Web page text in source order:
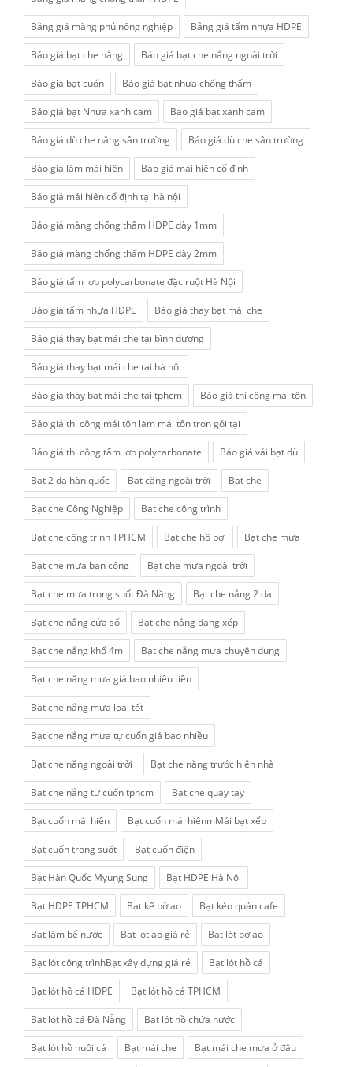
Bằng giá màng phủ nông nghiệp Bảng giá tấm nhựa HDPE
Báo giá bạt che nắng Báo giá bạt che nắng ngoài trời
Báo giá bạt cuốn Báo giá bạt nhựa chống thấm
Báo giá bạt Nhựa xanh cam Bao giá bạt xanh cam
Báo giá dù che nắng sân trường Báo giá dù che sân trường
Báo giá làm mái hiên Báo giá mái hiên cố định
Báo giá mái hiên cố định tại hà nội
Báo giá màng chống thấm HDPE dày 1mm
Báo giá màng chống thấm HDPE dày 2mm
Báo giá tấm lợp polycarbonate đặc ruột Hà Nội
Báo giá tấm nhựa HDPE Báo giá thay bạt mái che
Báo giá thay bạt mái che tại bình dương
Báo giá thay bạt mái che tại hà nội
Báo giá thay bạt mái che tại tphcm Báo giá thi công mái tôn
Báo giá thi công mái tôn làm mái tôn trọn gói tại
Báo giá thi công tấm lợp polycarbonate Báo giá vải bạt dù
Bạt 2 da hàn quốc Bạt căng ngoài trời Bạt che
Bạt che Công Nghiệp Bạt che công trình
Bạt che công trình TPHCM Bạt che hồ bơi Bạt che mưa
Bạt che mưa ban công Bạt che mưa ngoài trời
Bạt che mưa trong suốt Đà Nẵng Bạt che nắng 2 da
Bạt che nắng cửa sổ Bạt che nắng dạng xếp
Bạt che nắng khổ 4m Bạt che nắng mưa chuyên dụng
Bạt che nắng mưa giá bao nhiêu tiền
Bạt che nắng mưa loại tốt
Bạt che nắng mưa tự cuốn giá bao nhiều
Bạt che nắng ngoài trời Bạt che nắng trước hiên nhà
Bạt che nắng tự cuốn tphcm Bạt che quay tay
Bạt cuốn mái hiên Bạt cuốn mái hiênmMái bạt xếp
Bạt cuốn trong suốt Bạt cuốn điện
Bạt Hàn Quốc Myung Sung Bạt HDPE Hà Nội
Bạt HDPE TPHCM Bạt kế bờ ao Bạt kéo quán cafe
Bạt làm bể nước Bạt lót ao giá rẻ Bạt lót bờ ao
Bạt lót công trìnhBạt xây dựng giá rẻ Bạt lót hồ cá
Bạt lót hồ cá HDPE Bạt lót hồ cá TPHCM
Bạt lót hồ cá Đà Nẵng Bạt lót hồ chứa nước
Bạt lót hồ nuôi cá Bạt mái che Bạt mái che mưa ở đâu